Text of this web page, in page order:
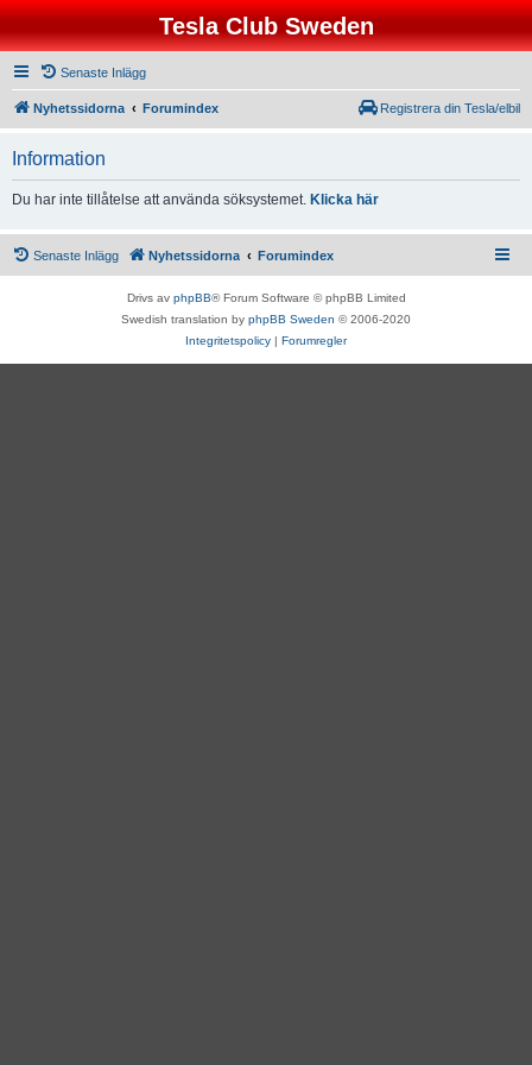
Tesla Club Sweden
Senaste Inlägg
Nyhetssidorna Forumindex Registrera din Tesla/elbil
Information
Du har inte tillåtelse att använda söksystemet. Klicka här
Senaste Inlägg Nyhetssidorna Forumindex
Drivs av phpBB® Forum Software © phpBB Limited
Swedish translation by phpBB Sweden © 2006-2020
Integritetspolicy | Forumregler